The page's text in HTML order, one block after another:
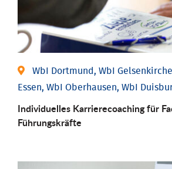
WbI Dortmund, WbI
Essen, WbI Oberhausen, WbI
Individu­elles Karrierecoaching für
Führungs­kräfte